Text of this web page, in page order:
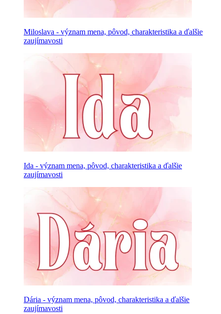
Miloslava - význam mena, pôvod, charakteristika a ďalšie
zaujímavosti
Ida - význam mena, pôvod, charakteristika a ďalšie
zaujímavosti
Dária - význam mena, pôvod, charakteristika a ďalšie
zaujímavosti